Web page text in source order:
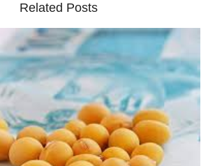
Related Posts